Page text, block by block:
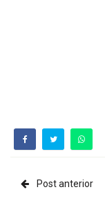
Post anterior